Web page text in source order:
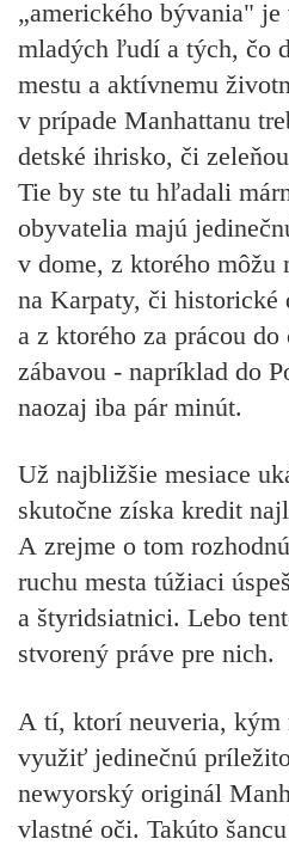
„amerického bývania"
mladých ľudí a tých, čo
mestu a aktívnemu
v prípade Manhattanu
detské ihrisko, či
Tie by ste tu hľadali
obyvatelia majú
v dome, z ktorého
na Karpaty, či historické
a z ktorého za prácou do
zábavou - napríklad do
naozaj iba pár minút.
Už najbližšie mesiace
skutočne získa kredit
A zrejme o tom
ruchu mesta túžiaci
a štyridsiatnici. Lebo
stvorený práve pre nich.
A tí, ktorí neuveria, kým
využiť jedinečnú
newyorský originál
vlastné oči. Takúto